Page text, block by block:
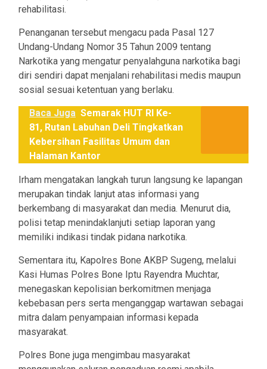
rehabilitasi.
Penanganan tersebut mengacu pada Pasal 127
Undang-Undang Nomor 35 Tahun 2009 tentang
Narkotika yang mengatur penyalahguna narkotika bagi
diri sendiri dapat menjalani rehabilitasi medis maupun
sosial sesuai ketentuan yang berlaku.
Baca Juga Semarak HUT RI Ke-
81, Rutan Labuhan Deli Tingkatkan
Kebersihan Fasilitas Umum dan
Halaman Kantor
Irham mengatakan langkah turun langsung ke lapangan
merupakan tindak lanjut atas informasi yang
berkembang di masyarakat dan media. Menurut dia,
polisi tetap menindaklanjuti setiap laporan yang
memiliki indikasi tindak pidana narkotika.
Sementara itu, Kapolres Bone AKBP Sugeng, melalui
Kasi Humas Polres Bone Iptu Rayendra Muchtar,
menegaskan kepolisian berkomitmen menjaga
kebebasan pers serta menganggap wartawan sebagai
mitra dalam penyampaian informasi kepada
masyarakat.
Polres Bone juga mengimbau masyarakat